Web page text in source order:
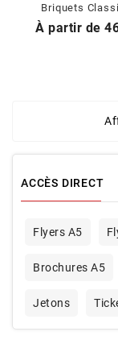
Briquets
À partir de
ACCÈS DIRECT
Flyers A5
Brochures A5
Jetons